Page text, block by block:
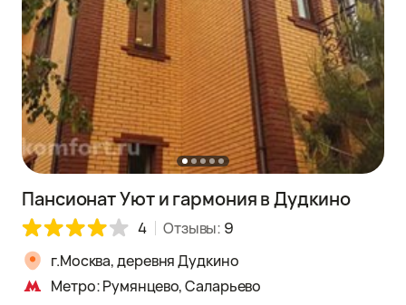
Пансионат Уют и гармония в Дудкино
4 Отзывы: 9
г.Москва, деревня Дудкино
Метро: Румянцево, Саларьево